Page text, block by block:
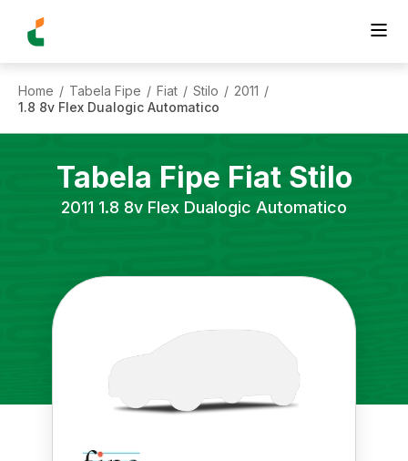
Home / Tabela Fipe / Fiat / Stilo / 2011 /
1.8 8v Flex Dualogic Automatico
Tabela Fipe Fiat Stilo
2011 1.8 8v Flex Dualogic Automatico